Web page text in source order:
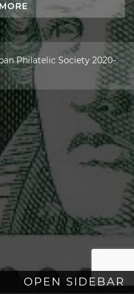
OPEN SIDEBAR
Philatelic Society 2020-